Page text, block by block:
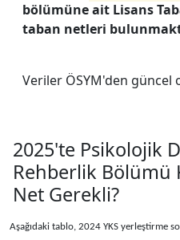
bölümüne ait Lisans
taban netleri
Veriler ÖSYM'den güncel
2025'te Psikolojik
Rehberlik Bölümü
Net Gerekli?
Aşağıdaki tablo, 2024 YKS yerleştirme